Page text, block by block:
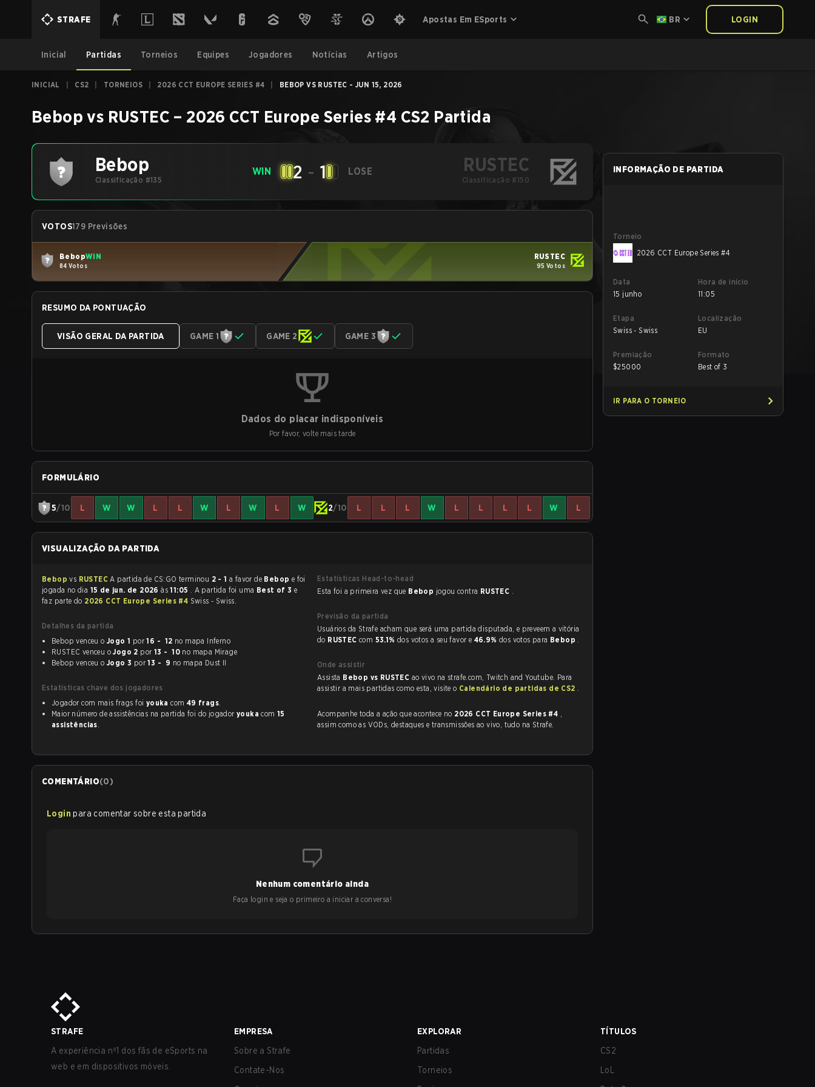
STRAFE Apostas Em ESports BR LOGIN
Inicial Partidas Torneios Equipes Jogadores Notícias Artigos
INICIAL CS2 TORNEIOS 2026 CCT EUROPE SERIES #4 BEBOP VS RUSTEC - JUN 15, 2026
Bebop vs RUSTEC – 2026 CCT Europe Series #4 CS2 Partida
Bebop
Classificação #135
WIN 2 - 1 LOSE RUSTEC
Classificação #150
VOTOS179 Previsões
BebopWIN
84 Votos
RUSTEC
95 Votos
RESUMO DA PONTUAÇÃO
VISÃO GERAL DA PARTIDA GAME 1 GAME 2 GAME 3
Dados do placar indisponíveis
Por favor, volte mais tarde
FORMULÁRIO
5/10 L W W L L W L W L W 2/10 L L L W L L L L W L
VISUALIZAÇÃO DA PARTIDA
Bebopvs RUSTEC A partida de CS:GO terminou 2 - 1 a favor de Bebop e foi
jogada no dia 15 de jun. de 2026às11:05 . A partida foi uma Best of 3 e
faz parte do 2026 CCT Europe Series #4 Swiss - Swiss.
Detalhes da partida
Bebop venceu o Jogo 1 por 16 - 12 no mapa Inferno
RUSTEC venceu oJogo 2 por 13 - 10no mapa Mirage
Bebop venceu o Jogo 3 por 13 - 9 no mapa Dust II
Estatísticas chave dos jogadores
Jogador com mais frags foi youka com 49 frags.
Maior número de assistências na partida foi do jogador youka com 15
assistências.
Estatísticas Head-to-head
Esta foi a primeira vez que Bebop jogou contra RUSTEC .
Previsão da partida
Usuários da Strafe acham que será uma partida disputada, e preveem a vitória
do RUSTEC com 53.1% dos votos a seu favor e 46.9% dos votos para Bebop .
Onde assistir
Assista Bebop vs RUSTEC ao vivo na strafe.com, Twitch and Youtube. Para
assistir a mais partidas como esta, visite o Calendário de partidas de CS2 .
Acompanhe toda a ação que acontece no 2026 CCT Europe Series #4 ,
assim como as VODs, destaques e transmissões ao vivo, tudo na Strafe.
COMENTÁRIO(0)
Login para comentar sobre esta partida
Nenhum comentário ainda
Faça login e seja o primeiro a iniciar a conversa!
INFORMAÇÃO DE PARTIDA
Torneio
2026 CCT Europe Series #4
Data
15 junho
Hora de início
11:05
Etapa
Swiss - Swiss
Localização
EU
Premiação
$25000
Formato
Best of 3
IR PARA O TORNEIO
STRAFE
A experiência nº1 dos fãs de eSports na
web e em dispositivos móveis.
EMPRESA
Sobre a Strafe
Contate-Nos
EXPLORAR
Partidas
Torneios
TÍTULOS
CS2
LoL